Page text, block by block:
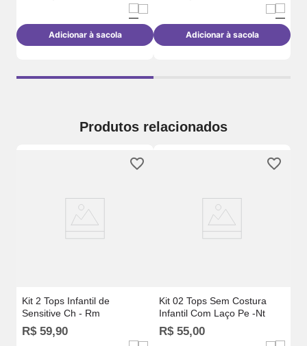
Adicionar à sacola Adicionar à sacola
Produtos relacionados
Kit 2 Tops Infantil de
Sensitive Ch - Rm
R$ 59,90
Kit 02 Tops Sem Costura
Infantil Com Laço Pe -Nt
R$ 55,00